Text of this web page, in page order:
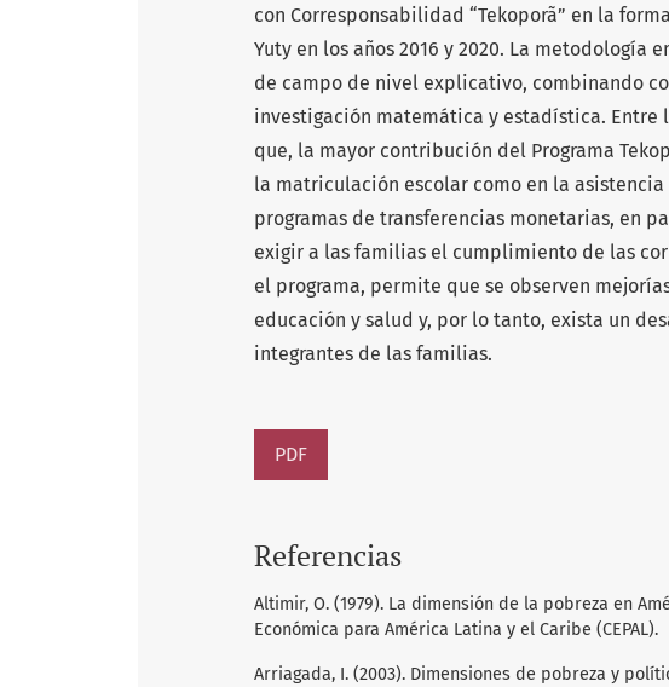
con Corresponsabilidad “Tekoporã” en la
Yuty en los años 2016 y 2020. La
de campo de nivel explicativo, combinando
investigación matemática y estadística. Entre
que, la mayor contribución del Programa
la matriculación escolar como en la
programas de transferencias monetarias, en
exigir a las familias el cumplimiento de las
el programa, permite que se observen
educación y salud y, por lo tanto, exista un
integrantes de las familias.
PDF
Referencias
Altimir, O. (1979). La dimensión de la pobreza en
Económica para América Latina y el Caribe (CEPAL).
Arriagada, I. (2003). Dimensiones de pobreza y